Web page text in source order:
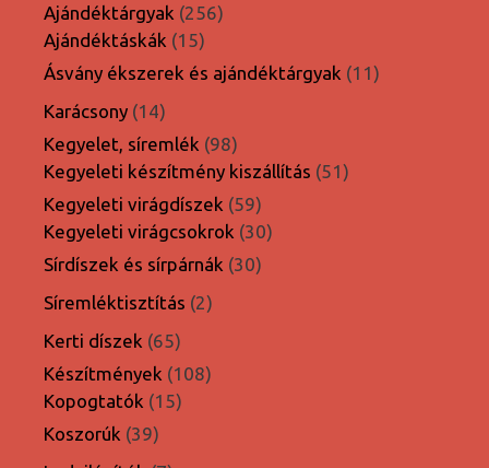
termék
Ajándéktárgyak 256256
Ajándéktáskák 1515
termék
Ásvány ékszerek és ajándéktárgyak 1111
Karácsony 1414
termék
Kegyelet, síremlék 9898
termék
Kegyeleti készítmény kiszállítás 5151
Kegyeleti virágdíszek 5959
termék
Kegyeleti virágcsokrok 3030
Sírdíszek és sírpárnák 3030
Síremléktisztítás 22
Kerti díszek 6565
termék
Készítmények 108108
Kopogtatók 1515
Koszorúk 3939
termék